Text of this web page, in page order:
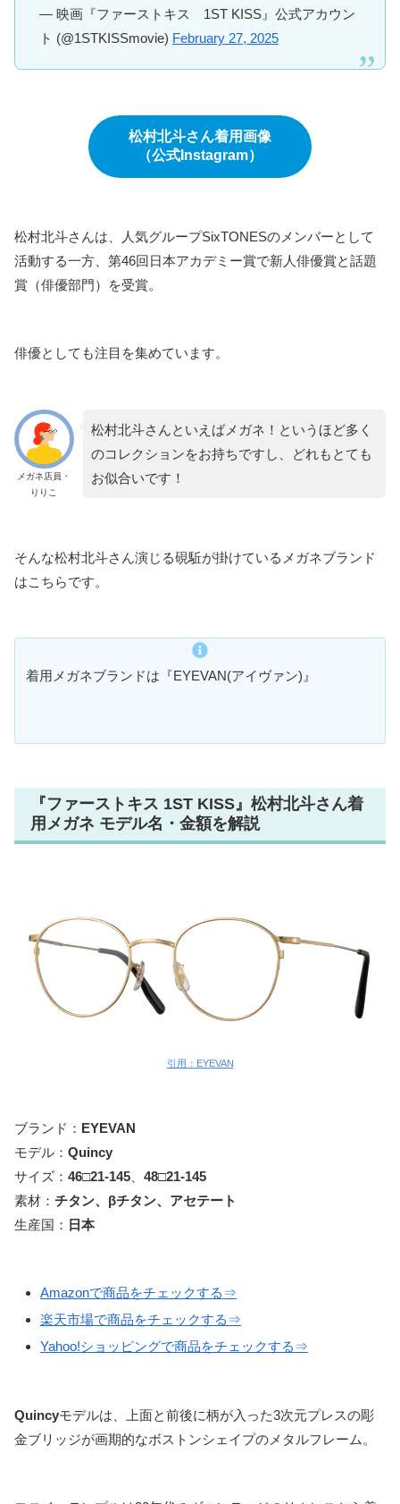
— 映画『ファーストキス 1ST KISS』公式アカウン
ト (@1STKISSmovie) February 27, 2025
松村北斗さん着用画像
（公式Instagram）
松村北斗さんは、人気グループSixTONESのメンバーとして
活動する一方、第46回日本アカデミー賞で新人俳優賞と話題
賞（俳優部門）を受賞。
俳優としても注目を集めています。
メガネ店員・
りりこ
松村北斗さんといえばメガネ！というほど多く
のコレクションをお持ちですし、どれもとても
お似合いです！
そんな松村北斗さん演じる硯駈が掛けているメガネブランド
はこちらです。
着用メガネブランドは『EYEVAN(アイヴァン) 』
『ファーストキス 1ST KISS』松村北斗さん着
用メガネ モデル名・金額を解説
引用：EYEVAN
ブランド： EYEVAN
モデル： Quincy
サイズ： 46□21-145
48□21-145
素材： チタン、βチタン、アセテート
生産国： 日本
Amazonで商品をチェックする⇒
楽天市場で商品をチェックする⇒
Yahoo!ショッピングで商品をチェックする⇒
Quincyモデルは、上面と前後に柄が入った3次元プレスの彫
金ブリッジが画期的なボストンシェイプのメタルフレーム。